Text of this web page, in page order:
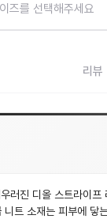
즈를 선택해주세요
리뷰
러진 디올 스트라이프
트 소재는 피부에 닿